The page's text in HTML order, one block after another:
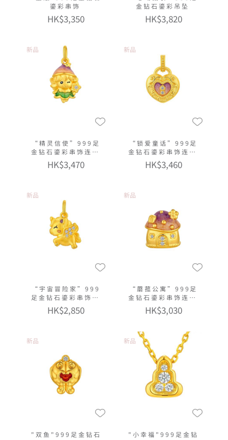
鎏彩串饰
HK$3,350
金钻石鎏彩吊坠
HK$3,820
新品
“精灵信使”999足
金钻石鎏彩串饰连手
绳
HK$3,470
新品
“锁爱童话”999足
金钻石鎏彩串饰连手
绳
HK$3,460
新品
“宇宙冒险家”999
足金钻石鎏彩串饰连
手绳
HK$2,850
新品
“蘑菰公寓”999足
金钻石鎏彩串饰连手
绳
HK$3,030
新品
"双鱼"999足金钻石
新品
"小幸福"999足金钻